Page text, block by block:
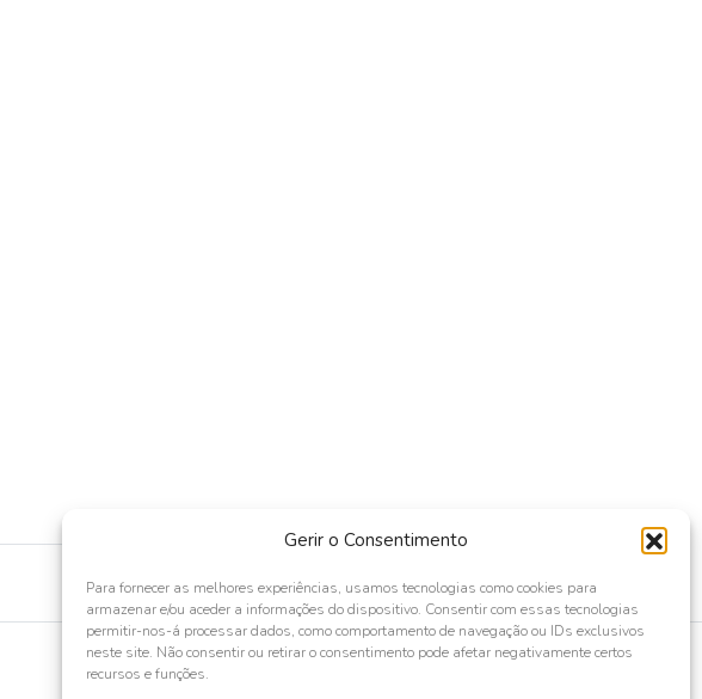
Gerir o Consentimento
Para fornecer as melhores experiências, usamos tecnologias como cookies para
armazenar e/ou aceder a informações do dispositivo. Consentir com essas tecnologias
permitir-nos-á processar dados, como comportamento de navegação ou IDs exclusivos
neste site. Não consentir ou retirar o consentimento pode afetar negativamente certos
recursos e funções.